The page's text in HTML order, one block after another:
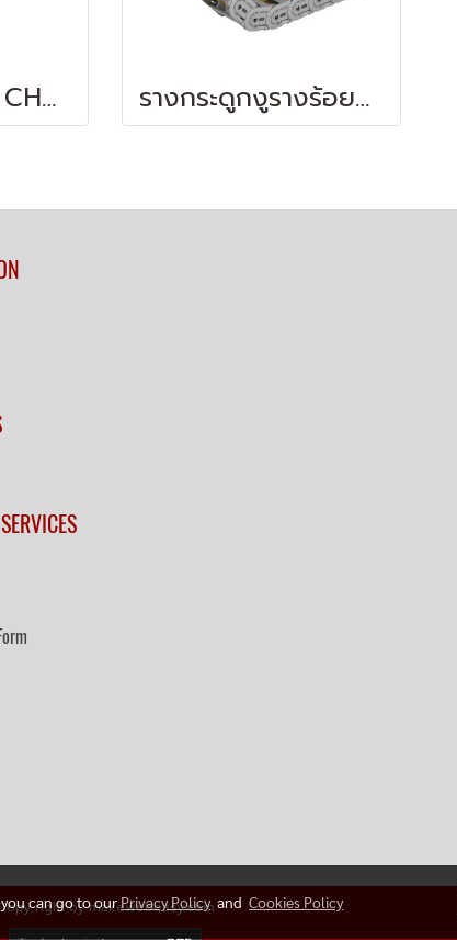
CABLE DRAG CHAIN รางกระดูกงูรางร้อยสายไฟ
right by makewebeasy.com
you can go to ourPrivacy PolicyandCookies Policy